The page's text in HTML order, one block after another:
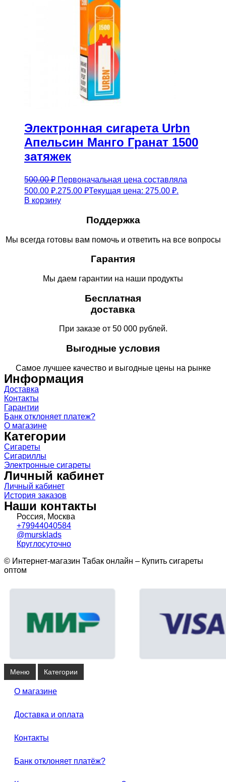
Электронная сигарета Urbn
Апельсин Манго Гранат 1500
затяжек
500.00₽ Первоначальная цена составляла
500.00 ₽.275.00 ₽Текущая цена: 275.00 ₽.
В корзину
Поддержка
Мы всегда готовы вам помочь и ответить на все вопросы
Гарантия
Мы даем гарантии на наши продукты
Бесплатная
доставка
При заказе от 50 000 рублей.
Выгодные условия
Самое лучшее качество и выгодные цены на рынке
Информация
Доставка
Контакты
Гарантии
Банк отклоняет платеж?
О магазине
Категории
Сигареты
Сигариллы
Электронные сигареты
Личный кабинет
Личный кабинет
История заказов
Наши контакты
Россия, Москва
+79944040584
@mursklads
Круглосуточно
© Интернет-магазин Табак онлайн – Купить сигареты
оптом
Меню Категории
О магазине
Доставка и оплата
Контакты
Банк отклоняет платёж?